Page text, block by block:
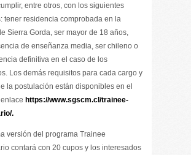
entre otros, con los siguientes
tener residencia comprobada en la
Sierra Gorda, ser mayor de 18 años,
de enseñanza media, ser chileno o
definitiva en el caso de los
Los demás requisitos para cada cargo y
la postulación están disponibles en el
https://www.sgscm.cl/trainee-
.
versión del programa Trainee
contará con 20 cupos y los interesados